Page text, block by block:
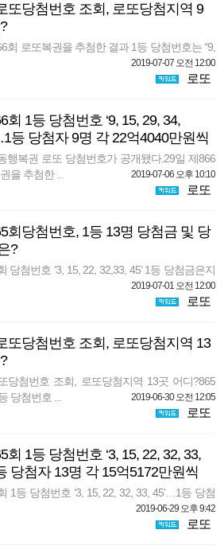
또당첨번호 조회, 로또당첨지역 9
회 로또복권을 추첨한 결과 1등 당첨번호는 ‘‘9,
2019-07-07 오전 12:00
로또
회 1등 당첨번호 ‘9, 15, 29, 34,
등 당첨자 9명 각 22억4040만원씩
행복권 로또 당첨번호가 공개됐다.29일 제866
을 추첨한 ...
2019-07-06 오후 10:10
로또
회당첨번호, 1등 13명 당첨금 및 당
?
당첨번호 ‘3, 15, 22, 32,33, 45’ 1등 당첨금은지
2019-07-01 오전 12:00
로또
또당첨번호 조회, 로또당첨지역 13
당첨번호 조회, 로또당첨지역 13곳 어디?865
당첨번호 ...
2019-06-30 오전 12:05
로또
회 1등 당첨번호 ‘3, 15, 22, 32, 33,
당첨자 13명 각 15억5172만원씩
1등 당첨번호 ‘3, 15, 22, 32, 33, 45’…1등 당첨
2019-06-29 오후 9:42
로또